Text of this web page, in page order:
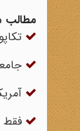
مطالب
فقط